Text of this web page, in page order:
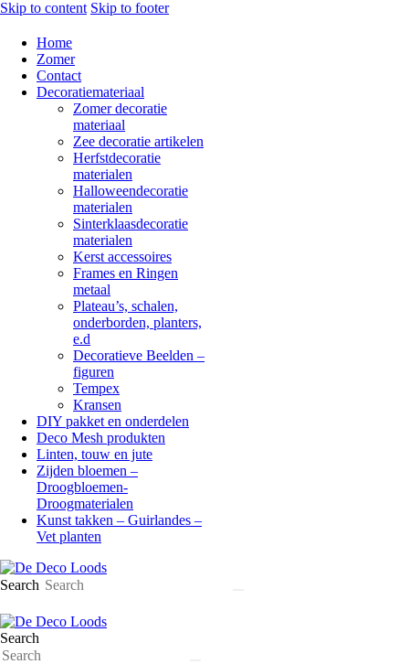
Skip to content Skip to footer
Home
Zomer
Contact
Decoratiemateriaal
Zomer decoratie
materiaal
Zee decoratie artikelen
Herfstdecoratie
materialen
Halloweendecoratie
materialen
Sinterklaasdecoratie
materialen
Kerst accessoires
Frames en Ringen
metaal
Plateau’s, schalen,
onderborden, planters,
e.d
Decoratieve Beelden –
figuren
Tempex
Kransen
DIY pakket en onderdelen
Deco Mesh produkten
Linten, touw en jute
Zijden bloemen –
Droogbloemen-
Droogmaterialen
Kunst takken – Guirlandes –
Vet planten
Search
Search